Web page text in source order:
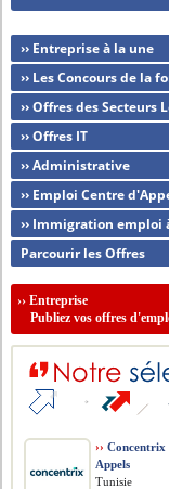
›› Entreprise à la une
›› Les Concours de la
›› Offres des Secteurs
›› Offres IT
›› Administrative
›› Emploi Centre
›› Immigration emploi
Parcourir les Offres
››Entreprise
Publiez vos offres
›› Concentrix
Appels
Tunisie